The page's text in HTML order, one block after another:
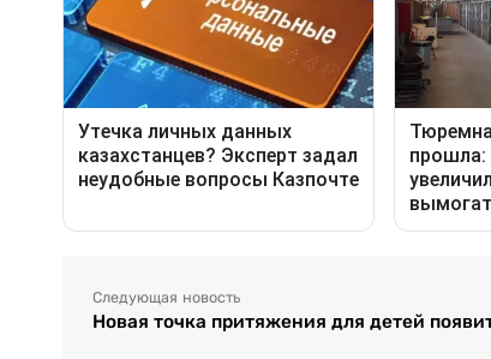
Следующая новость
Новая точка притяжения для детей